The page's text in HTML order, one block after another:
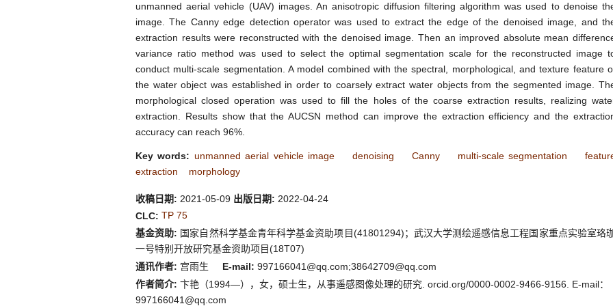
unmanned aerial vehicle (UAV) images. An anisotropic diffusion filtering algorithm was used to denoise
image. The Canny edge detection operator was used to extract the edge of the denoised image, and
extraction results were reconstructed with the denoised image. Then an improved absolute mean
variance ratio method was used to select the optimal segmentation scale for the reconstructed image
conduct multi-scale segmentation. A model combined with the spectral, morphological, and texture feature
the water object was established in order to coarsely extract water objects from the segmented image.
morphological closed operation was used to fill the holes of the coarse extraction results, realizing
extraction. Results show that the AUCSN method can improve the extraction efficiency and the
accuracy can reach 96%.
Key words: unmanned aerial vehicle image denoising Canny multi-scale segmentation
extraction
morphology
收稿日期: 2021-05-09 出版日期: 2022-04-24
CLC: TP 75
基金资助: 国家自然科学基金青年科学基金资助项目(41801294)；武汉大学测绘遥感信息工程国家重点实验室珞
一号特别开放研究基金资助项目(18T07)
通讯作者: 宫雨生 E-mail: 997166041@qq.com;38642709@qq.com
作者简介: 卞艳（1994—），女，硕士生，从事遥感图像处理的研究. orcid.org/0000-0002-9466-9156. E-mail：
997166041@qq.com